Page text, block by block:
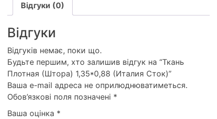
Відгуки (0)
Відгуки
Відгуків немає, поки що.
Будьте першим, хто залишив відгук на “Ткань
Плотная (Штора) 1,35*0,88 (Италия Сток)”
Ваша e-mail адреса не оприлюднюватиметься.
Обов’язкові поля позначені *
Ваша оцінка *